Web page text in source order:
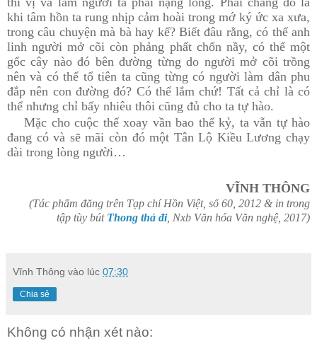
khi tâm hồn ta rung nhịp cảm hoài trong mớ ký ức xa xưa,
trong câu chuyện mà bà hay kể? Biết đâu rằng, có thể anh
linh người mở cõi còn phảng phất chốn nầy, có thể một
gốc cây nào đó bên đường từng do người mở cõi trồng
nên và có thể tổ tiên ta cũng từng có người làm dân phu
đắp nên con đường đó? Có thể lắm chứ! Tất cả chỉ là có
thể nhưng chỉ bấy nhiêu thôi cũng đủ cho ta tự hào.
Mặc cho cuộc thế xoay vần bao thế kỷ, ta vẫn tự hào
đang có và sẽ mãi còn đó một Tân Lộ Kiều Lương chạy
dài trong lòng người…
VĨNH THÔNG
(Tác phẩm đăng trên Tạp chí Hồn Việt, số 60, 2012 & in trong
tập tùy bút Thong thả đi, Nxb Văn hóa Văn nghệ, 2017)
Vĩnh Thông vào lúc 07:30
Chia sẻ
Không có nhận xét nào: